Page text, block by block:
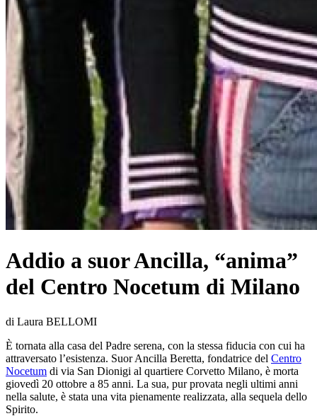
Addio a suor Ancilla, “anima”
del Centro Nocetum di Milano
di Laura BELLOMI
È tornata alla casa del Padre serena, con la stessa fiducia con cui ha
attraversato l’esistenza. Suor Ancilla Beretta, fondatrice del Centro
Nocetum di via San Dionigi al quartiere Corvetto Milano, è morta
giovedì 20 ottobre a 85 anni. La sua, pur provata negli ultimi anni
nella salute, è stata una vita pienamente realizzata, alla sequela dello
Spirito.